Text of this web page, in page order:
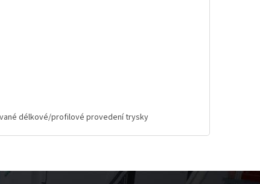
délkové/profilové provedení trysky